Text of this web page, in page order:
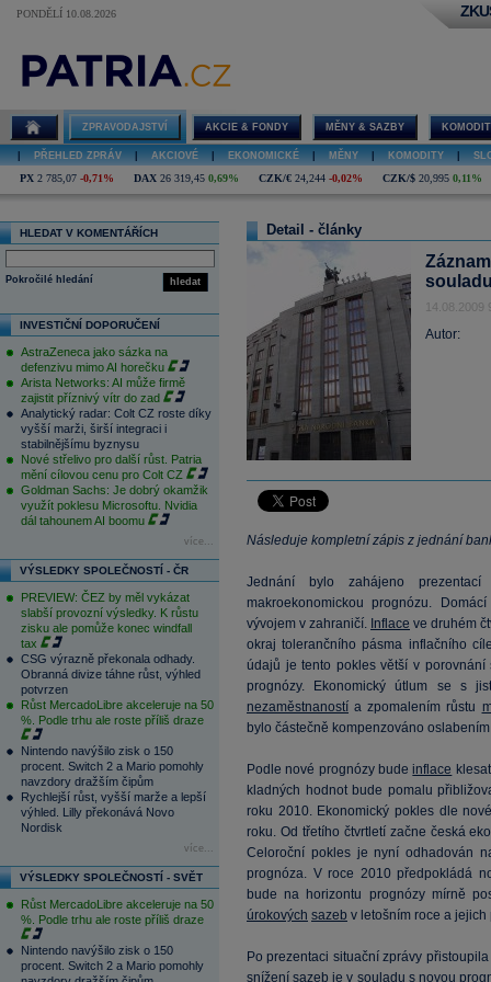
PONDĚLÍ 10.08.2026
ZPRAVODAJSTVÍ AKCIE & FONDY MĚNY & SAZBY
PŘEHLED ZPRÁV AKCIOVÉ EKONOMICKÉ MĚNY KOMODITY
PX 2 785,07 -0,71% DAX 26 319,45 0,69% CZK/€ 24,244 -0,02% CZK/$ 20,995 0,11%
HLEDAT V KOMENTÁŘÍCH
hledat
Pokročilé hledání
INVESTIČNÍ DOPORUČENÍ
AstraZeneca jako sázka na
defenzivu mimo AI horečku
Arista Networks: AI může firmě
zajistit příznivý vítr do zad
Analytický radar: Colt CZ roste díky
vyšší marži, širší integraci i
stabilnějšímu byznysu
Nové střelivo pro další růst. Patria
mění cílovou cenu pro Colt CZ
Goldman Sachs: Je dobrý okamžik
využít poklesu Microsoftu. Nvidia
dál tahounem AI boomu
více...
VÝSLEDKY SPOLEČNOSTÍ - ČR
PREVIEW: ČEZ by měl vykázat
slabší provozní výsledky. K růstu
zisku ale pomůže konec windfall
tax
CSG výrazně překonala odhady.
Obranná divize táhne růst, výhled
potvrzen
Růst MercadoLibre akceleruje na 50
%. Podle trhu ale roste příliš draze
Nintendo navýšilo zisk o 150
procent. Switch 2 a Mario pomohly
navzdory dražším čipům
Rychlejší růst, vyšší marže a lepší
výhled. Lilly překonává Novo
Nordisk
více...
VÝSLEDKY SPOLEČNOSTÍ - SVĚT
Růst MercadoLibre akceleruje na 50
%. Podle trhu ale roste příliš draze
Nintendo navýšilo zisk o 150
procent. Switch 2 a Mario pomohly
Detail - články
14.08.2009
Autor:
Následuje kompletní zápis z jednání
Jednání bylo zahájeno
makroekonomickou prognózu.
vývojem v zahraničí. Inflace ve druhém
okraj tolerančního pásma inflačního
údajů je tento pokles větší v
prognózy. Ekonomický útlum se s
nezaměstnaností a zpomalením růstu
bylo částečně kompenzováno
Podle nové prognózy budeinflace
kladných hodnot bude pomalu
roku 2010. Ekonomický pokles dle
roku. Od třetího čtvrtletí začne česká
Celoroční pokles je nyní odhadován
prognóza. V roce 2010 předpokládá
bude na horizontu prognózy mírně
úrokových sazeb v letošním roce a
Po prezentaci situační zprávy
sníženísazeb je v souladu s novou